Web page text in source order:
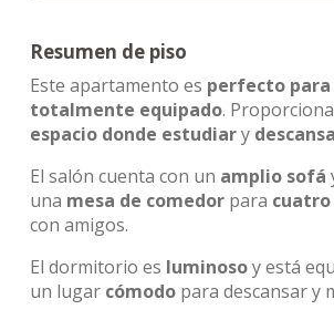
Resumen de piso
Este apartamento es perfecto
totalmente equipado.
espacio donde estudiary
El salón cuenta con un amplio sofá
una mesa de comedor para cuatro
con amigos.
El dormitorio es luminosoy está
un lugar cómodo para descansar y